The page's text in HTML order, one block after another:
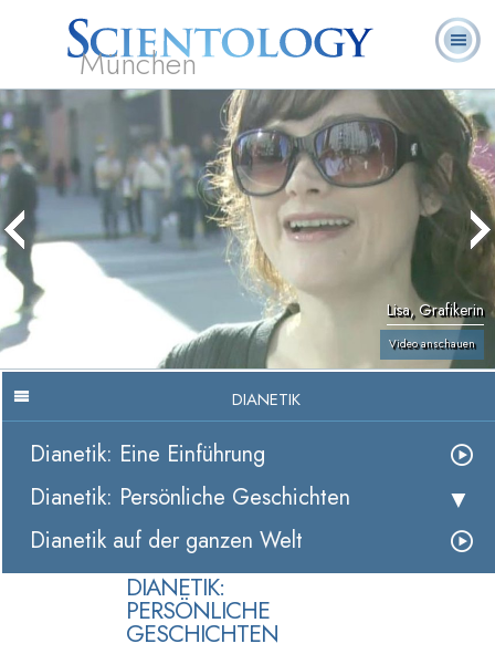
München
L. Ron
Hubbard
Was ist
Ehrenamtliche
Geistliche
Häufig gestellte
Fragen
Bücher
Lisa, Grafikerin
Video anschauen
DIANETIK
Dianetik: Eine Einführung
Dianetik: Persönliche Geschichten
Dianetik auf der ganzen Welt
DIANETIK:
PERSÖNLICHE
GESCHICHTEN